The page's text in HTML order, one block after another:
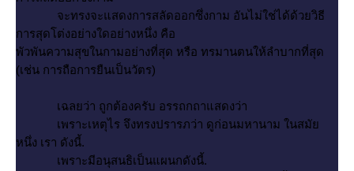
จะทรงจะแสดงการสลัดออกซึ่งกาม อันไม่ใช่ได้ด้วยวิธี
การสุดโต่งอย่างใดอย่างหนึ่ง คือ
พัวพันความสุขในกามอย่างที่สุด หรือ ทรมานตนให้ลำบากที่สุด
(เช่น การถือการยืนเป็นวัตร)
เฉลยว่า ถูกต้องครับ อรรถกถาแสดงว่า
เพราะเหตุไร จึงทรงปรารภว่า ดูก่อนมหานาม ในสมั
หนึ่ง เรา ดังนี้.
เพราะมีอนุสนธิเป็นแผนกดังนี้.